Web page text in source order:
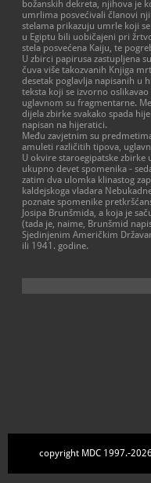
božanskih dekreta, njihova je
umrlima posvećivali članovi
stelama prikazuju umrle koji
u Egiptu bili uobičajeni pri
stela posvećena Kaiju, te
U zbirci papirusa zastupljena
čuva više takozvanih Knjiga
desetak poglavlja napisanih u
teksta koji se izvorno
uglavnom su fragmentarne.
dijela zbirke svakako spada
napisan na hijeratici.
Među zavjetnim su
amuleti različitih tipova,
U okvire staroegipatske
ukupno devet spomenika -
zatim dva ulomka klinastog
kaldejskoga vladara
poznate spomenike
Josipa Brunšmida, a koja je
(tada je, naime, Brunšmid
Sjedinjenim Američkim
ili 1941. godine.
copyright MDC 1997.-